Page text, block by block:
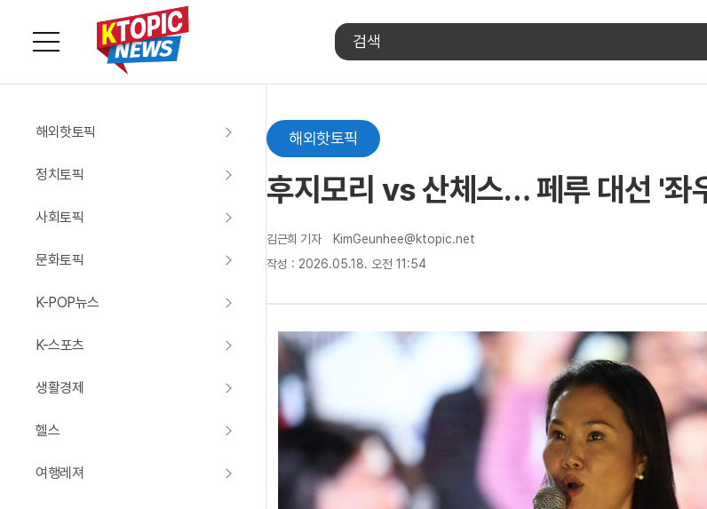
주
서
메
펼
치
해외핫토픽
정치토픽
사회토픽
문화토픽
K-POP뉴스
K-스포츠
생활경제
헬스
여행레져
해외핫토픽
후지모리 vs 산체스… 페루 대선 '좌
김근희 기자
KimGeunhee@ktopic.net
작성 : 2026.05.18. 오전 11:54